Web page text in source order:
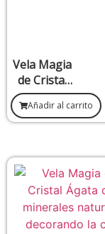
Vela Magia
de Cristal
Turmalina
–
Protección
Energética
Añadir al carrito